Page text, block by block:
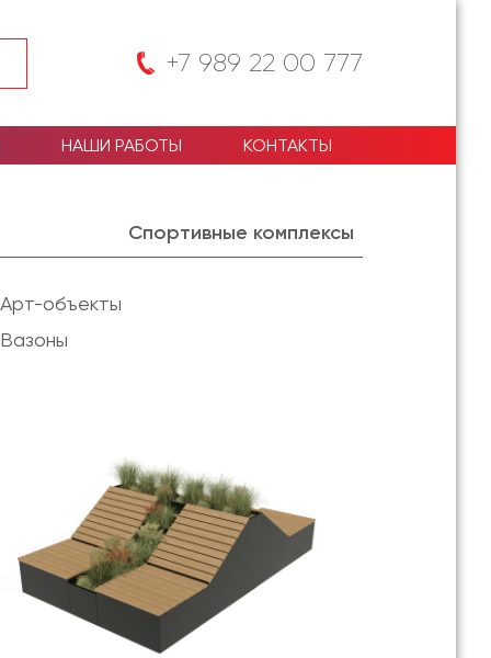
+7 989 22 00 777
НАШИ РАБОТЫ КОНТАКТЫ
Спортивные комплексы
Арт-объекты
Вазоны